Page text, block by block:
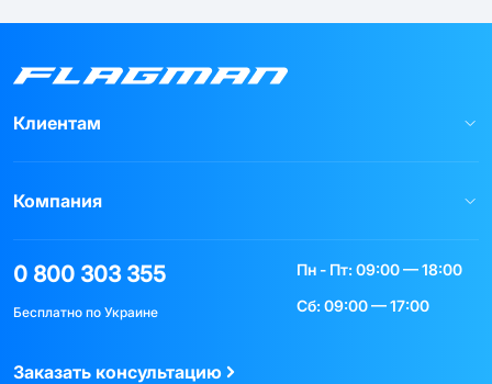
Клиентам
Компания
0 800 303 355
Бесплатно по Украине
Пн - Пт: 09:00 — 18:00
Сб: 09:00 — 17:00
Заказать консультацию